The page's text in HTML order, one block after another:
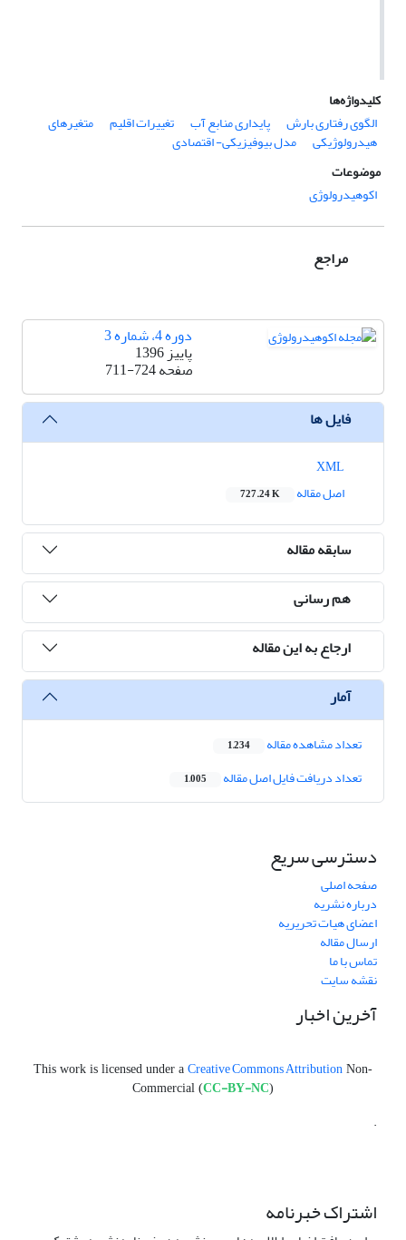
کلیدواژه‌ها
الگوی رفتاری بارش‌
پایداری منابع آب تغییرات اقلیم متغیرهای
هیدرولوژیکی
مدل بیوفیزیکی- اقتصادی
موضوعات
اکوهیدرولوژی
مراجع
دوره 4، شماره 3
پاییز 1396
صفحه711-724
فایل ها
اصل مقاله
727.24 K
سابقه مقاله
هم رسانی
ارجاع به این مقاله
آمار
تعداد مشاهده مقاله 1,234
تعداد دریافت فایل اصل مقاله 1,005
دسترسی سریع
صفحه اصلی
درباره نشریه
اعضای هیات تحریریه
ارسال مقاله
تماس با ما
نقشه سایت
آخرین اخبار
This work is licensed under a Creative Commons Attribution Non-
Commercial (CC-BY-NC)
.
اشتراک خبرنامه